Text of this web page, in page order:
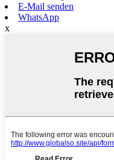
E-Mail senden
WhatsApp
x